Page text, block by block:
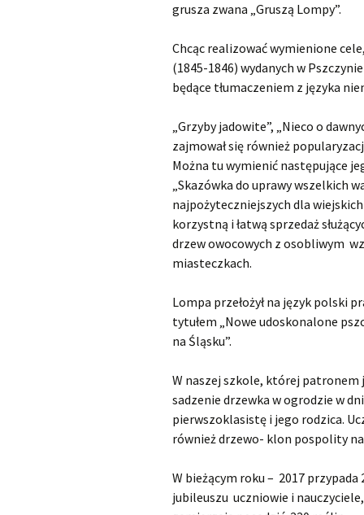
grusza zwana „Gruszą Lompy”.
Chcąc realizować wymienione
(1845-1846) wydanych w
będące tłumaczeniem z języka
„Grzyby jadowite”, „Nieco o
zajmował się również
Można tu wymienić następujące
„Skazówka do uprawy wszelkich
najpożyteczniejszych dla
korzystną i łatwą sprzedaż
drzew owocowych z osobliwym
miasteczkach.
Lompa przełożył na język polski
tytułem „Nowe udoskonalone
na Śląsku”.
W naszej szkole, której patronem
sadzenie drzewka w ogrodzie w
pierwszoklasistę i jego rodzica.
również drzewo- klon pospolity
W bieżącym roku – 2017
jubileuszu uczniowie i